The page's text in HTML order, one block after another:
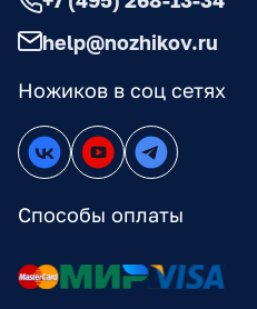
Ножиков в соц сетях
Способы оплаты
help@nozhikov.ru